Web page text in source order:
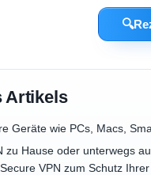
🔍
Artikels
Geräte wie PCs, Macs,
zu Hause oder unterwegs
VPN zum Schutz